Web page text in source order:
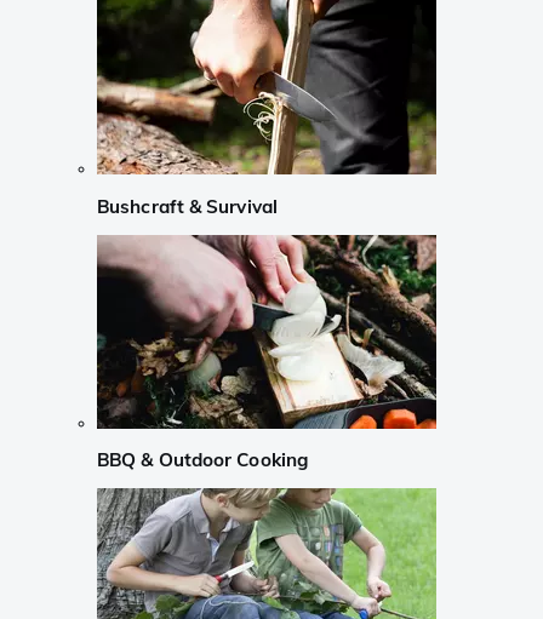
Bushcraft & Survival
BBQ & Outdoor Cooking